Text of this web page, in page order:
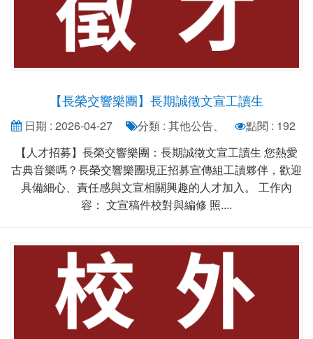
【長榮交響樂團】長期誠徵文宣工讀生
日期 : 2026-04-27 分類 : 其他公告、
點閱 : 192
【人才招募】長榮交響樂團：長期誠徵文宣工讀生 您熱愛
古典音樂嗎？長榮交響樂團現正招募宣傳組工讀夥伴，歡迎
具備細心、責任感與文宣相關興趣的人才加入。 工作內
容： 文宣稿件校對與編修 照....